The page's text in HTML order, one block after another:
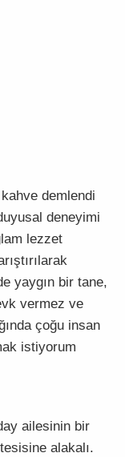
demlendi
deneyimi
lezzet
yaygın bir tane,
vermez ve
çoğu insan
istiyorum
ailesinin bir
alakalı.